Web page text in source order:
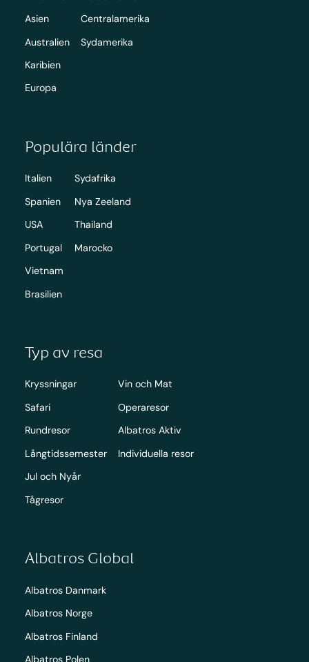
Asien
Australien
Karibien
Europa
Centralamerika
Sydamerika
Populära länder
Italien
Spanien
USA
Portugal
Vietnam
Brasilien
Sydafrika
Nya Zeeland
Thailand
Marocko
Typ av resa
Kryssningar
Safari
Rundresor
Långtidssemester
Jul och Nyår
Tågresor
Vin och Mat
Operaresor
Albatros Aktiv
Individuella resor
Albatros Global
Albatros Danmark
Albatros Norge
Albatros Finland
Albatros Polen